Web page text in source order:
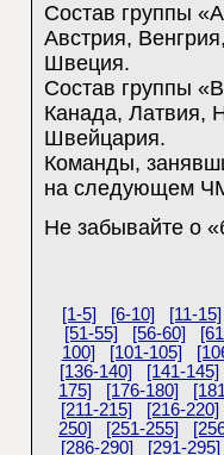
Состав группы
Австрия,
Швеция.
Состав группы
Канада, Латвия,
Швейцария.
Команды,
на следующем
Не забывайте о
[1-5] [6-10]
[11-15]
[51-55]
[56-60]
100]
[101-105]
[136-140]
[141-145]
175]
[176-180]
[211-215]
[216-220]
250]
[251-255]
[286-290]
[291-295]